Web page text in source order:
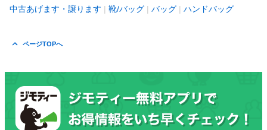
中古あげます・譲ります 靴/バッグ バッグ ハンドバッグ
ページTOPへ